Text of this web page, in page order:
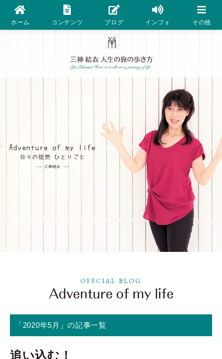
ホーム コンテンツ ブログ インフォ その他
OFFCIAL BLOG
「2020年5月」の記事一覧
追い込む！